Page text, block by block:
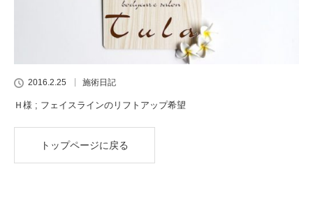
2016.2.25 施術日記
Ｈ様 ; フェイスラインのリフトアップ希望
トップページに戻る